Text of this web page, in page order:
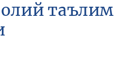
таълим